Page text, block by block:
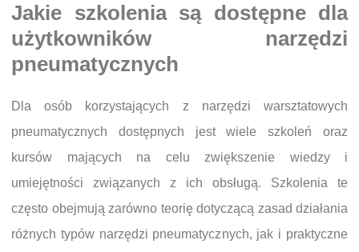
Jakie szkolenia są dostępne dla
użytkowników narzędzi
pneumatycznych
Dla osób korzystających z narzędzi warsztatowych
pneumatycznych dostępnych jest wiele szkoleń oraz
kursów mających na celu zwiększenie wiedzy i
umiejętności związanych z ich obsługą. Szkolenia te
często obejmują zarówno teorię dotyczącą zasad działania
różnych typów narzędzi pneumatycznych, jak i praktyczne